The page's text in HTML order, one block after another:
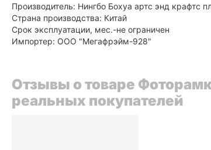
Производитель: Нингбо Бохуа артс энд
Страна производства: Китай
Срок эксплуатации, мес.-не ограничен
Импортер: ООО "Мегафрэйм-928"
Отзывы о товаре
реальных покупателей